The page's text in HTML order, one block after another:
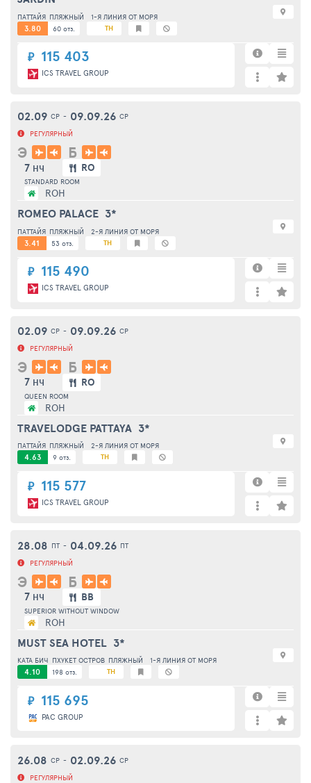
₽ 115 403
ICS TRAVEL GROUP
ПАТТАЙЯ ПЛЯЖНЫЙ 1-Я ЛИНИЯ ОТ МОРЯ
3.80 60 отз. TH
₽ 115 490
ICS TRAVEL GROUP
02.09 СР - 09.09.26 СР
РЕГУЛЯРНЫЙ
Э Б
7 НЧ RO
STANDARD ROOM
ROH
ROMEO PALACE 3*
ПАТТАЙЯ ПЛЯЖНЫЙ 2-Я ЛИНИЯ ОТ МОРЯ
3.41 53 отз. TH
₽ 115 577
ICS TRAVEL GROUP
02.09 СР - 09.09.26 СР
РЕГУЛЯРНЫЙ
Э Б
7 НЧ RO
QUEEN ROOM
ROH
TRAVELODGE PATTAYA 3*
ПАТТАЙЯ ПЛЯЖНЫЙ 2-Я ЛИНИЯ ОТ МОРЯ
4.63 9 отз. TH
₽ 115 695
PAC GROUP
28.08 ПТ - 04.09.26 ПТ
РЕГУЛЯРНЫЙ
Э Б
7 НЧ BB
SUPERIOR WITHOUT WINDOW
ROH
MUST SEA HOTEL 3*
КАТА БИЧ ПХУКЕТ ОСТРОВ ПЛЯЖНЫЙ 1-Я ЛИНИЯ ОТ МОРЯ
4.10 198 отз. TH
26.08 СР - 02.09.26 СР
РЕГУЛЯРНЫЙ